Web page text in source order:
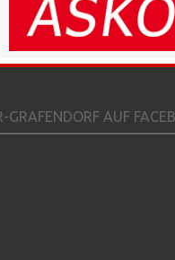
GRAFENDORF AUF